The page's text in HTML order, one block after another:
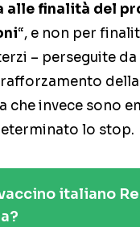
alle finalità del
“, e non per
– perseguite
che invece sono
lo stop.
italiano